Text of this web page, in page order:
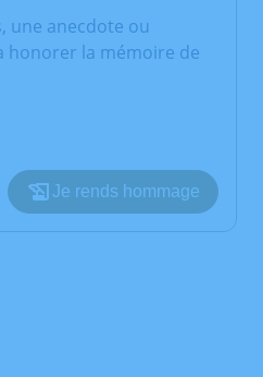
une anecdote ou
honorer la mémoire de
Je rends hommage